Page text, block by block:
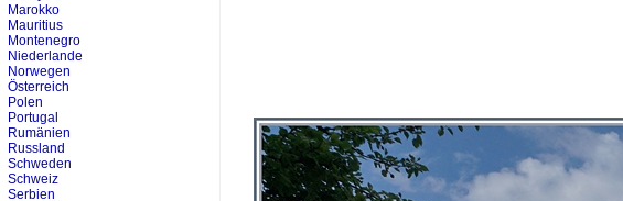
Marokko
Mauritius
Montenegro
Niederlande
Norwegen
Österreich
Polen
Portugal
Rumänien
Russland
Schweden
Schweiz
Serbien